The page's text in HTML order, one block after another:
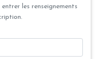
les renseignements